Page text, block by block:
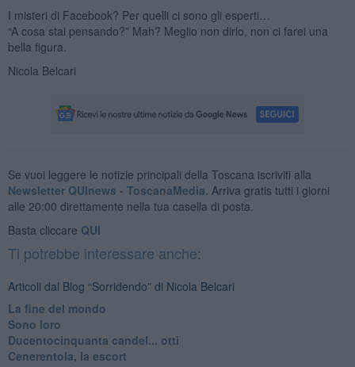
I misteri di Facebook? Per quelli ci sono gli esperti…
“A cosa stai pensando?” Mah? Meglio non dirlo, non ci farei una
bella figura.
Nicola Belcari
Se vuoi leggere le notizie principali della Toscana iscriviti alla
Newsletter QUInews - ToscanaMedia. Arriva gratis tutti i giorni
alle 20:00 direttamente nella tua casella di posta.
Basta cliccare QUI
Ti potrebbe interessare anche:
Articoli dal Blog “Sorridendo” di Nicola Belcari
La fine del mondo
Sono loro
Ducentocinquanta candel... otti
Cenerentola, la escort